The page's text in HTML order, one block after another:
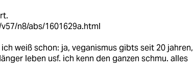
n8/abs/1601629a.html
weiß schon: ja, veganismus gibts seit 20 jahren,
leben usf. ich kenn den ganzen schmu. alles